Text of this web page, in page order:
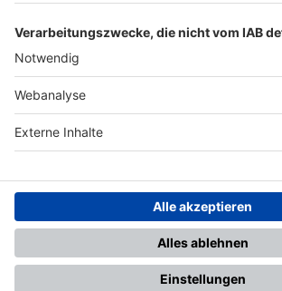
SFV DFB
Nutzungsbedingungen Datenschutz
Ihr Gerät wird
nicht vollständig
Für die beste Nutzung
wir ein kompatibles Gerät